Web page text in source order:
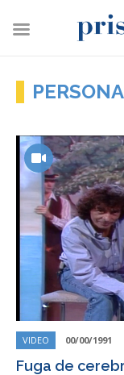
VIDEO 00/00/1991
Fuga de